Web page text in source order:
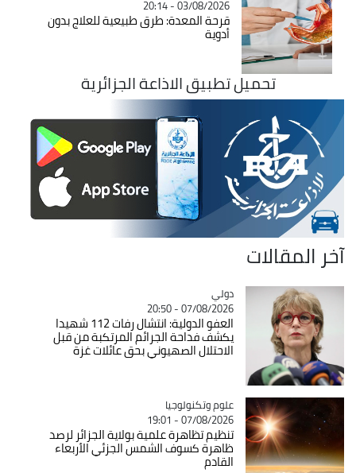
03/08/2026 - 20:14
قرحة المعدة: طرق طبيعية للعلاج بدون
أدوية
تحميل تطبيق الاذاعة الجزائرية
آخر المقالات
Catégorie
دولي
07/08/2026 - 20:50
العفو الدولية: انتشال رفات 112 شهيدا
يكشف فداحة الجرائم المرتكبة من قبل
الاحتلال الصهيوني بحق عائلات غزة
Catégorie
علوم وتكنولوجيا
07/08/2026 - 19:01
تنظيم تظاهرة علمية بولاية الجزائر لرصد
ظاهرة كسوف الشمس الجزئي الأربعاء
القادم